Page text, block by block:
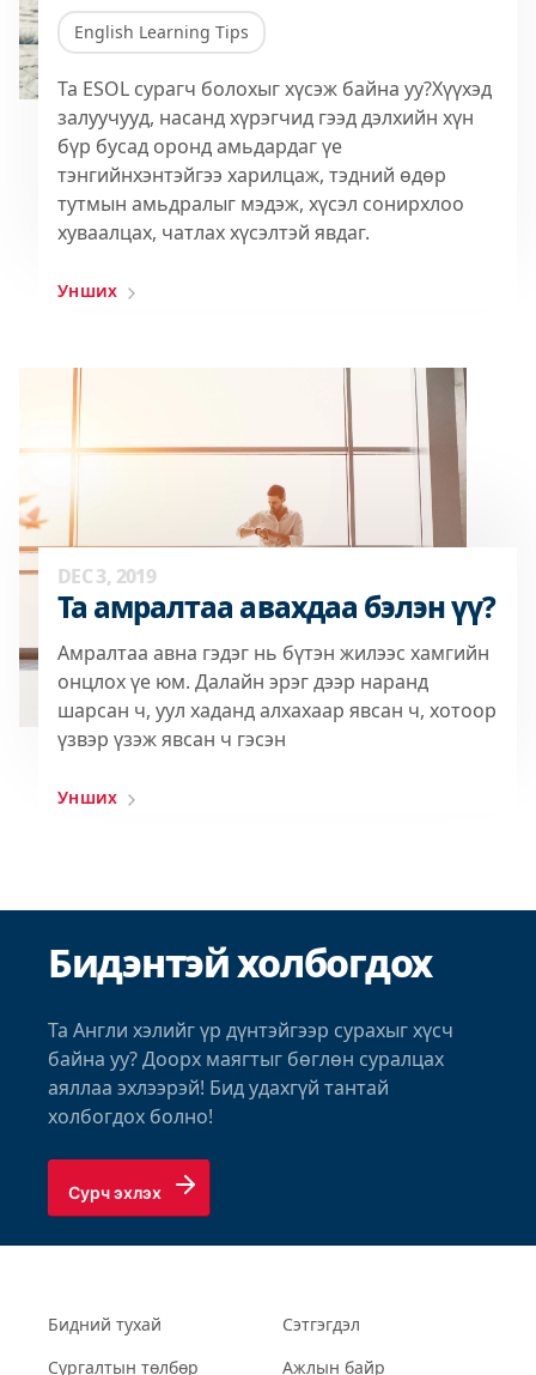
English Learning Tips
Та ESOL сурагч болохыг хүсэж байна уу?Хүүхэд
залуучууд, насанд хүрэгчид гээд дэлхийн хүн
бүр бусад оронд амьдардаг үе
тэнгийнхэнтэйгээ харилцаж, тэдний өдөр
тутмын амьдралыг мэдэж, хүсэл сонирхлоо
хуваалцах, чатлах хүсэлтэй явдаг.
Унших
DEC 3, 2019
Та амралтаа авахдаа бэлэн үү?
Амралтаа авна гэдэг нь бүтэн жилээс хамгийн
онцлох үе юм. Далайн эрэг дээр наранд
шарсан ч, уул хаданд алхахаар явсан ч, хотоор
үзвэр үзэж явсан ч гэсэн
Унших
Бидэнтэй холбогдох
Та Англи хэлийг үр дүнтэйгээр сурахыг хүсч
байна уу? Доорх маягтыг бөглөн суралцах
аяллаа эхлээрэй! Бид удахгүй тантай
холбогдох болно!
Сурч эхлэх
Бидний тухай
Сургалтын төлбөр
Сэтгэгдэл
Ажлын байр